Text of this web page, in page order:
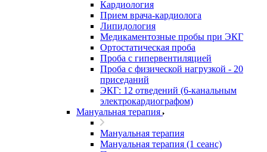
Кардиология
Прием врача-кардиолога
Липидология
Медикаментозные пробы при ЭКГ
Ортостатическая проба
Проба с гипервентиляцией
Проба с физической нагрузкой - 20
приседаний
ЭКГ: 12 отведений (6-канальным
электрокардиографом)
Мануальная терапия
Мануальная терапия
Мануальная терапия (1 сеанс)